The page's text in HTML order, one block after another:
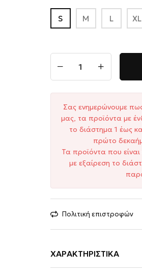
S M L XL
Σας ενημερώνουμε
μας, τα προϊόντα με
το διάστημα 1 έως
πρώτο
Τα προϊόντα που
με εξαίρεση το
Πολιτική επιστροφών
ΧΑΡΑΚΤΗΡΙΣΤΙΚΆ